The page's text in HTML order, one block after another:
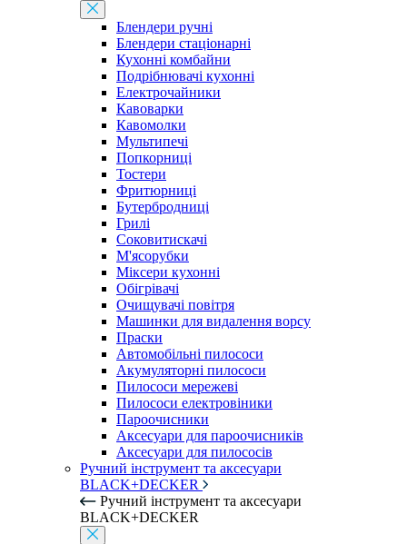
Блендери ручні
Блендери стаціонарні
Кухонні комбайни
Подрібнювачі кухонні
Електрочайники
Кавоварки
Кавомолки
Мультипечі
Попкорниці
Тостери
Фритюрниці
Бутербродниці
Грилі
Соковитискачі
М'ясорубки
Міксери кухонні
Обігрівачі
Очищувачі повітря
Машинки для видалення ворсу
Праски
Автомобільні пилососи
Акумуляторні пилососи
Пилососи мережеві
Пилососи електровіники
Пароочисники
Аксесуари для пароочисників
Аксесуари для пилососів
Ручний інструмент та аксесуари
BLACK+DECKER
Ручний інструмент та аксесуари
BLACK+DECKER